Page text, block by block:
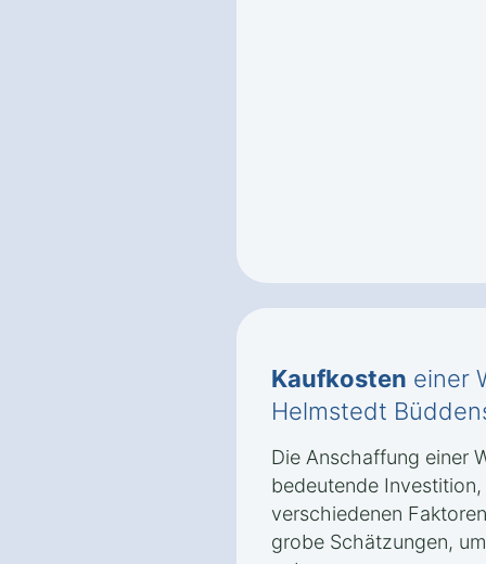
Kaufkosten einer
Helmstedt
Die Anschaffung einer
bedeutende
verschiedenen
grobe Schätzungen,